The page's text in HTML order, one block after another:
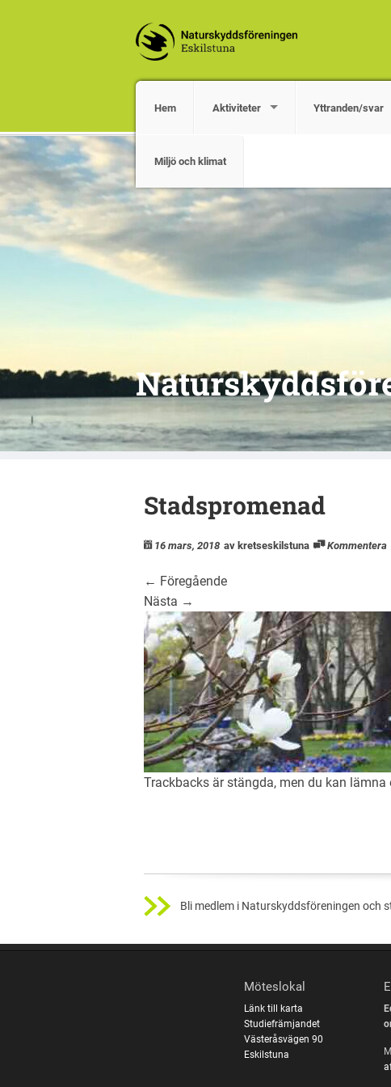
Hem Aktiviteter Yttranden/svar
Miljö och klimat
Stadspromenad
16 mars, 2018 av kretseskilstuna Kommentera
← Föregående
Nästa →
Trackbacks är stängda, men du kan lämna
Bli medlem i Naturskyddsföreningen och
Möteslokal
Länk till karta
Studiefrämjandet
Västeråsvägen 90
Eskilstuna